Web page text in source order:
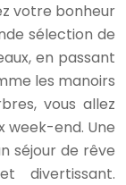
votre bonheur
sélection de
en passant
les manoirs
vous allez
week-end. Une
séjour de rêve
divertissant.